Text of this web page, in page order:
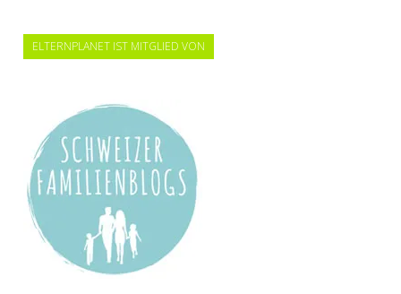
ELTERNPLANET IST MITGLIED VON